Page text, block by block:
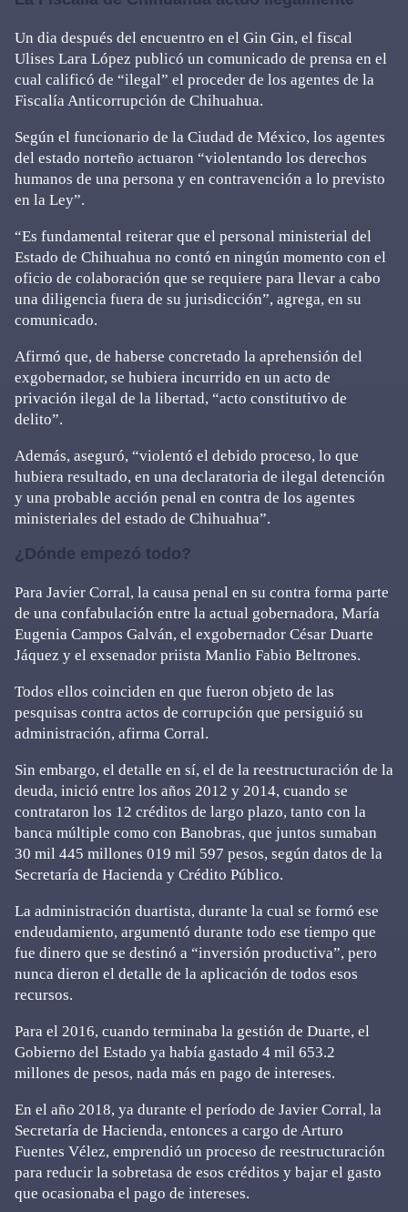
Un dia después del encuentro en el Gin Gin, el fiscal
Ulises Lara López publicó un comunicado de prensa en el
cual calificó de “ilegal” el proceder de los agentes de la
Fiscalía Anticorrupción de Chihuahua.
Según el funcionario de la Ciudad de México, los agentes
del estado norteño actuaron “violentando los derechos
humanos de una persona y en contravención a lo previsto
en la Ley”.
“Es fundamental reiterar que el personal ministerial del
Estado de Chihuahua no contó en ningún momento con el
oficio de colaboración que se requiere para llevar a cabo
una diligencia fuera de su jurisdicción”, agrega, en su
comunicado.
Afirmó que, de haberse concretado la aprehensión del
exgobernador, se hubiera incurrido en un acto de
privación ilegal de la libertad, “acto constitutivo de
delito”.
Además, aseguró, “violentó el debido proceso, lo que
hubiera resultado, en una declaratoria de ilegal detención
y una probable acción penal en contra de los agentes
ministeriales del estado de Chihuahua”.
¿Dónde empezó todo?
Para Javier Corral, la causa penal en su contra forma parte
de una confabulación entre la actual gobernadora, María
Eugenia Campos Galván, el exgobernador César Duarte
Jáquez y el exsenador priista Manlio Fabio Beltrones.
Todos ellos coinciden en que fueron objeto de las
pesquisas contra actos de corrupción que persiguió su
administración, afirma Corral.
Sin embargo, el detalle en sí, el de la reestructuración de la
deuda, inició entre los años 2012 y 2014, cuando se
contrataron los 12 créditos de largo plazo, tanto con la
banca múltiple como con Banobras, que juntos sumaban
30 mil 445 millones 019 mil 597 pesos, según datos de la
Secretaría de Hacienda y Crédito Público.
La administración duartista, durante la cual se formó ese
endeudamiento, argumentó durante todo ese tiempo que
fue dinero que se destinó a “inversión productiva”, pero
nunca dieron el detalle de la aplicación de todos esos
recursos.
Para el 2016, cuando terminaba la gestión de Duarte, el
Gobierno del Estado ya había gastado 4 mil 653.2
millones de pesos, nada más en pago de intereses.
En el año 2018, ya durante el período de Javier Corral, la
Secretaría de Hacienda, entonces a cargo de Arturo
Fuentes Vélez, emprendió un proceso de reestructuración
para reducir la sobretasa de esos créditos y bajar el gasto
que ocasionaba el pago de intereses.